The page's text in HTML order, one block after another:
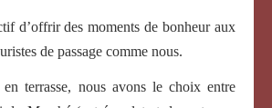
d’offrir des moments de bonheur aux
de passage comme nous.
terrasse, nous avons le choix entre